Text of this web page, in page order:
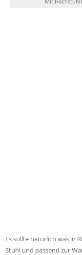
Es sollte natürlich was in
Stuhl und passend zur